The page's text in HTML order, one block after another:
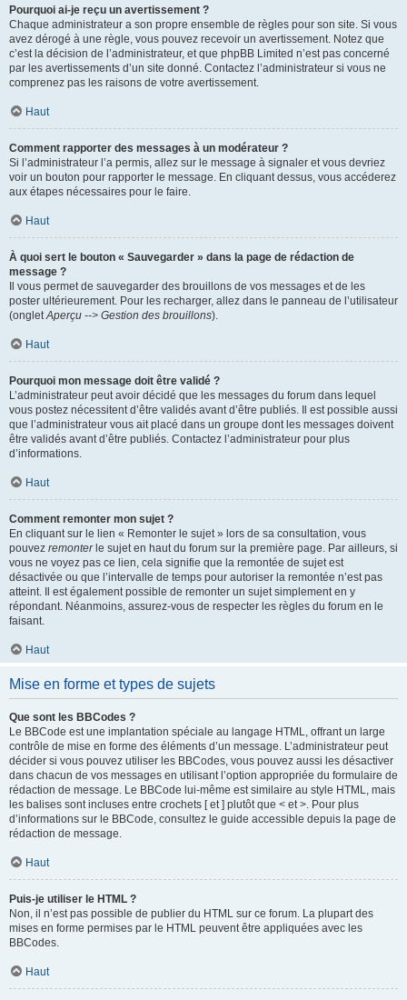
Pourquoi ai-je reçu un avertissement ?
Chaque administrateur a son propre ensemble de règles pour son site. Si vous
avez dérogé à une règle, vous pouvez recevoir un avertissement. Notez que
c’est la décision de l’administrateur, et que phpBB Limited n’est pas concerné
par les avertissements d’un site donné. Contactez l’administrateur si vous ne
comprenez pas les raisons de votre avertissement.
Haut
Comment rapporter des messages à un modérateur ?
Si l’administrateur l’a permis, allez sur le message à signaler et vous devriez
voir un bouton pour rapporter le message. En cliquant dessus, vous accéderez
aux étapes nécessaires pour le faire.
Haut
À quoi sert le bouton « Sauvegarder » dans la page de rédaction de
message ?
Il vous permet de sauvegarder des brouillons de vos messages et de les
poster ultérieurement. Pour les recharger, allez dans le panneau de l’utilisateur
(ongletAperçu --> Gestion des brouillons).
Haut
Pourquoi mon message doit être validé ?
L’administrateur peut avoir décidé que les messages du forum dans lequel
vous postez nécessitent d’être validés avant d’être publiés. Il est possible aussi
que l’administrateur vous ait placé dans un groupe dont les messages doivent
être validés avant d’être publiés. Contactez l’administrateur pour plus
d’informations.
Haut
Comment remonter mon sujet ?
En cliquant sur le lien « Remonter le sujet » lors de sa consultation, vous
pouvez remonterle sujet en haut du forum sur la première page. Par ailleurs, si
vous ne voyez pas ce lien, cela signifie que la remontée de sujet est
désactivée ou que l’intervalle de temps pour autoriser la remontée n’est pas
atteint. Il est également possible de remonter un sujet simplement en y
répondant. Néanmoins, assurez-vous de respecter les règles du forum en le
faisant.
Haut
Mise en forme et types de sujets
Que sont les BBCodes ?
Le BBCode est une implantation spéciale au langage HTML, offrant un large
contrôle de mise en forme des éléments d’un message. L’administrateur peut
décider si vous pouvez utiliser les BBCodes, vous pouvez aussi les désactiver
dans chacun de vos messages en utilisant l’option appropriée du formulaire de
rédaction de message. Le BBCode lui-même est similaire au style HTML, mais
les balises sont incluses entre crochets [ et ] plutôt que < et >. Pour plus
d’informations sur le BBCode, consultez le guide accessible depuis la page de
rédaction de message.
Haut
Puis-je utiliser le HTML ?
Non, il n’est pas possible de publier du HTML sur ce forum. La plupart des
mises en forme permises par le HTML peuvent être appliquées avec les
BBCodes.
Haut